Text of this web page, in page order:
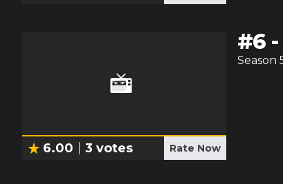
6.00 3 votes Rate Now
#6 -
Season